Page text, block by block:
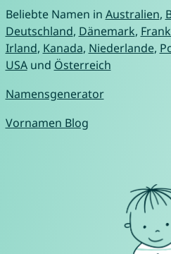
Beliebte Namen in Australien,
Deutschland, Dänemark,
Irland, Kanada, Niederlande,
USAund Österreich
Namensgenerator
Vornamen Blog